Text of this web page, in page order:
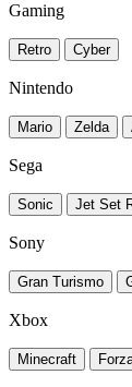
Gaming
Retro Cyber
Nintendo
Mario Zelda
Sega
Sonic Jet Set
Sony
Gran Turismo
Xbox
Minecraft